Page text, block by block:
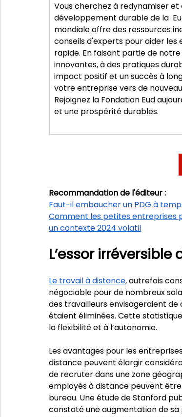
Vous cherchez à redynamiser
développement durable de la
mondiale offre des ressources
conseils d'experts pour aider
rapide. En faisant partie de
innovantes, à des pratiques
impact positif et un succès à
votre entreprise vers de
Rejoignez la Fondation Eud
et une prospérité durables.
Recommandation de l'éditeur :
Faut-il embaucher un PDG à
Comment les petites entreprises
un contexte 2024 volatil
L’essor
Le travail à distance, autrefois
négociable pour de nombreux
des travailleurs envisageraient
étaient éliminées. Cette
la flexibilité et à l’autonomie.
Les avantages pour les
distance peuvent élargir
de recruter dans une zone
employés à distance peuvent
bureau. Une étude de Stanford
constaté une augmentation de sa